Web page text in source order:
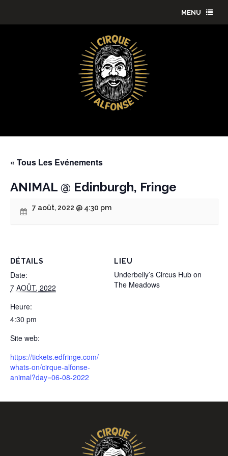
MENU
« Tous Les Evénements
ANIMAL @ Edinburgh, Fringe
7 août, 2022 @ 4:30 pm
DÉTAILS
Date:
7 AOÛT, 2022
Heure:
4:30 pm
Site web:
https://tickets.edfringe.com/
whats-on/cirque-alfonse-
animal?day=06-08-2022
LIEU
Underbelly’s Circus Hub on
The Meadows